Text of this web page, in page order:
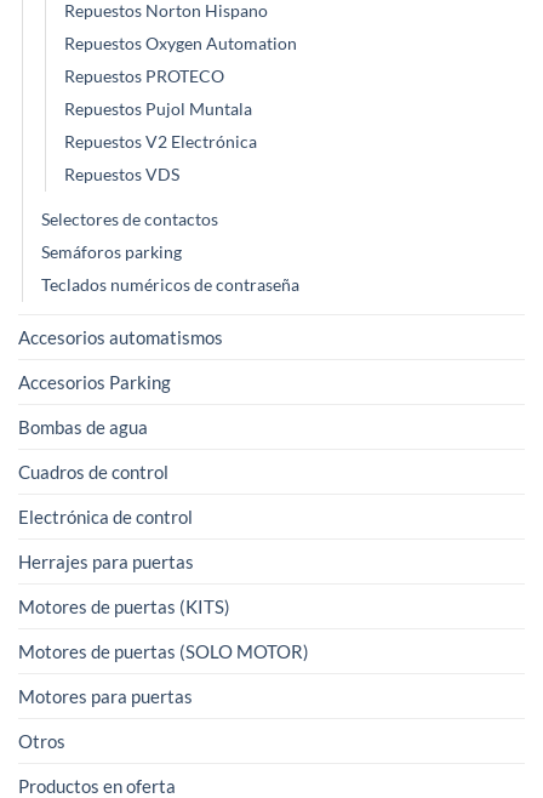
Repuestos Norton Hispano
Repuestos Oxygen Automation
Repuestos PROTECO
Repuestos Pujol Muntala
Repuestos V2 Electrónica
Repuestos VDS
Selectores de contactos
Semáforos parking
Teclados numéricos de contraseña
Accesorios automatismos
Accesorios Parking
Bombas de agua
Cuadros de control
Electrónica de control
Herrajes para puertas
Motores de puertas (KITS)
Motores de puertas (SOLO MOTOR)
Motores para puertas
Otros
Productos en oferta